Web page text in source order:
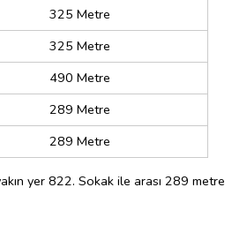
325 Metre
325 Metre
490 Metre
289 Metre
289 Metre
yer 822. Sokak ile arası 289 metre